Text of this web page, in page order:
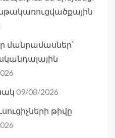
մանրամասներ՝
09/08/2026
թիվը